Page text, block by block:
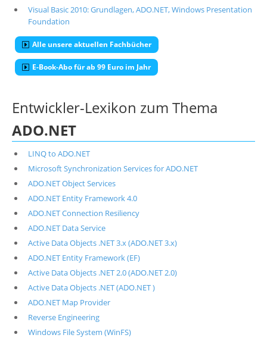
Visual Basic 2010: Grundlagen, ADO.NET, Windows Presentation
Foundation
Alle unsere aktuellen Fachbücher
E-Book-Abo für ab 99 Euro im Jahr
Entwickler-Lexikon zum Thema
ADO.NET
LINQ to ADO.NET
Microsoft Synchronization Services for ADO.NET
ADO.NET Object Services
ADO.NET Entity Framework 4.0
ADO.NET Connection Resiliency
ADO.NET Data Service
Active Data Objects .NET 3.x (ADO.NET 3.x)
ADO.NET Entity Framework (EF)
Active Data Objects .NET 2.0 (ADO.NET 2.0)
Active Data Objects .NET (ADO.NET )
ADO.NET Map Provider
Reverse Engineering
Windows File System (WinFS)